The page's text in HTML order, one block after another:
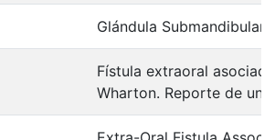
Glándula Submandibular
Fístula extraoral
Wharton. Reporte de un